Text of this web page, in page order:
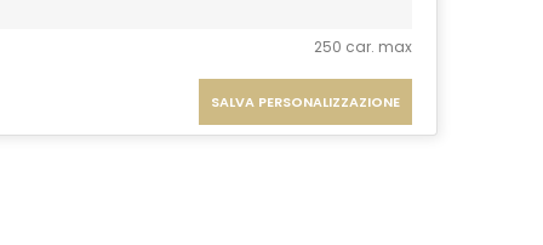
250 car. max
SALVA PERSONALIZZAZIONE